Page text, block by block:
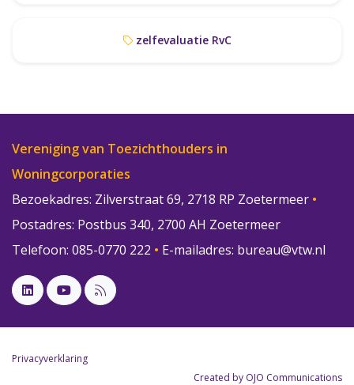
zelfevaluatie RvC
Vereniging van Toezichthouders in
Woningcorporaties
Bezoekadres: Zilverstraat 69, 2718 RP Zoetermeer •
Postadres: Postbus 340, 2700 AH Zoetermeer
Telefoon: 085-0770 222 • E-mailadres: bureau@vtw.nl
Privacyverklaring
Created by OJO Communications